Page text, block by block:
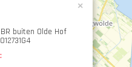
buiten Olde Hof
×